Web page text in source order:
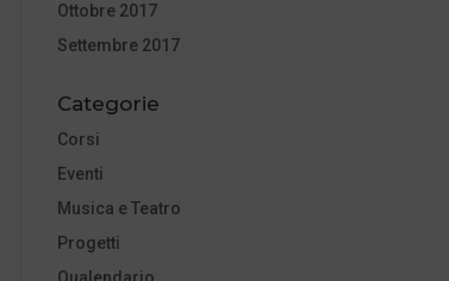
Ottobre 2017
Settembre 2017
Categorie
Corsi
Eventi
Musica e Teatro
Progetti